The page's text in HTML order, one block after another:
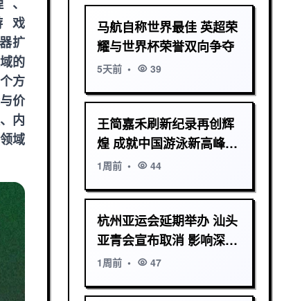
戏
扩
的
方
价
内
域
马航自称世界最佳 英超荣
耀与世界杯荣誉双向争夺
5天前 • 39
王简嘉禾刷新纪录再创辉
煌 成就中国游泳新高峰展
现无限潜力
1周前 • 44
杭州亚运会延期举办 汕头
亚青会宣布取消 影响深远
引发广泛关注
1周前 • 47